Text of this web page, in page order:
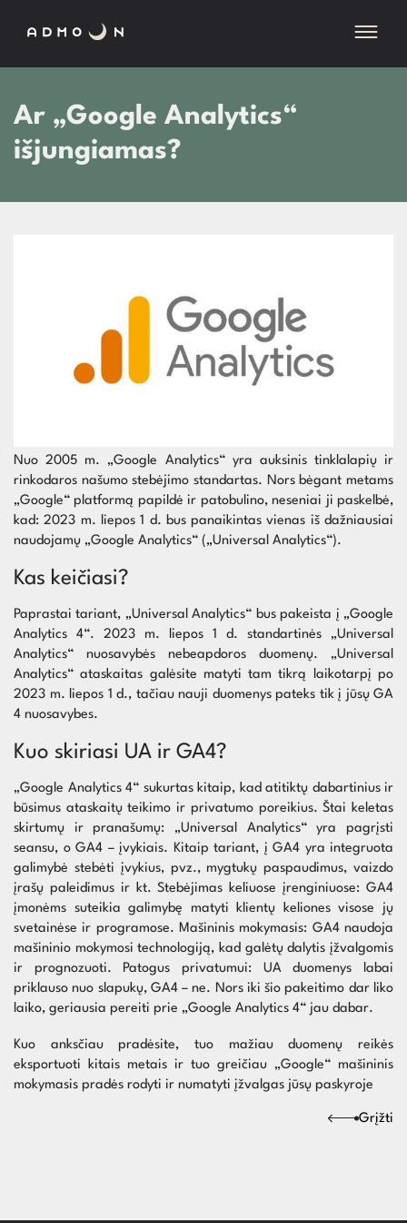
Ar „Google Analytics“
išjungiamas?
Nuo 2005 m. „Google Analytics“ yra auksinis tinklalapių ir
rinkodaros našumo stebėjimo standartas. Nors bėgant metams
„Google“ platformą papildė ir patobulino, neseniai ji paskelbė,
kad: 2023 m. liepos 1 d. bus panaikintas vienas iš dažniausiai
naudojamų „Google Analytics“ („Universal Analytics“).
Kas keičiasi?
Paprastai tariant, „Universal Analytics“ bus pakeista į „Google
Analytics 4“. 2023 m. liepos 1 d. standartinės „Universal
Analytics“ nuosavybės nebeapdoros duomenų. „Universal
Analytics“ ataskaitas galėsite matyti tam tikrą laikotarpį po
2023 m. liepos 1 d., tačiau nauji duomenys pateks tik į jūsų GA
4 nuosavybes.
Kuo skiriasi UA ir GA4?
„Google Analytics 4“ sukurtas kitaip, kad atitiktų dabartinius ir
būsimus ataskaitų teikimo ir privatumo poreikius. Štai keletas
skirtumų ir pranašumų: „Universal Analytics“ yra pagrįsti
seansu, o GA4 – įvykiais. Kitaip tariant, į GA4 yra integruota
galimybė stebėti įvykius, pvz., mygtukų paspaudimus, vaizdo
įrašų paleidimus ir kt. Stebėjimas keliuose įrenginiuose: GA4
įmonėms suteikia galimybę matyti klientų keliones visose jų
svetainėse ir programose. Mašininis mokymasis: GA4 naudoja
mašininio mokymosi technologiją, kad galėtų dalytis įžvalgomis
ir prognozuoti. Patogus privatumui: UA duomenys labai
priklauso nuo slapukų, GA4 – ne. Nors iki šio pakeitimo dar liko
laiko, geriausia pereiti prie „Google Analytics 4“ jau dabar.
Kuo anksčiau pradėsite, tuo mažiau duomenų reikės
eksportuoti kitais metais ir tuo greičiau „Google“ mašininis
mokymasis pradės rodyti ir numatyti įžvalgas jūsų paskyroje
Grįžti